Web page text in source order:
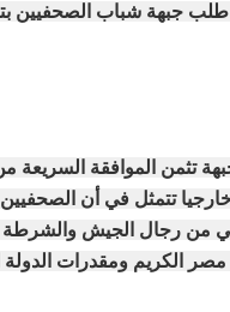
جبهة شباب الصحفيين
تثمن الموافقة
تتمثل في أن
من رجال الجيش والشرطة
الكريم ومقدرات الدولة